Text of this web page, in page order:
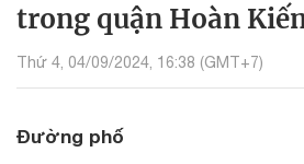
trong quận Hoàn
Thứ 4, 04/09/2024, 16:38 (GMT+7)
Đường phố